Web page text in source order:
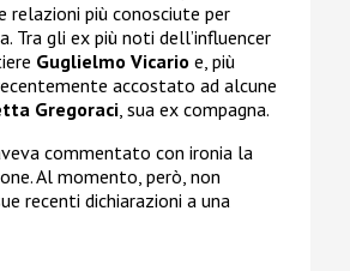
relazioni più conosciute per
Tra gli ex più noti dell’influencer
Guglielmo Vicario e, più
accostato ad alcune
Gregoraci, sua ex compagna.
commentato con ironia la
Al momento, però, non
recenti dichiarazioni a una